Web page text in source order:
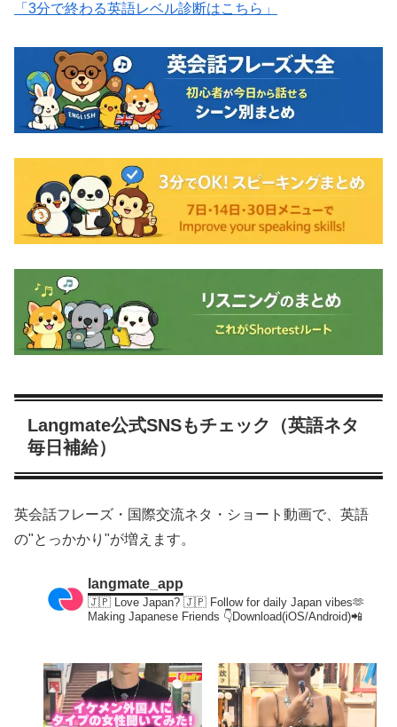
「3分で終わる英語レベル診断はこちら」
Langmate公式SNSもチェック（英語ネタ
毎日補給）
英会話フレーズ・国際交流ネタ・ショート動画で、英語
の"とっかかり"が増えます。
langmate_app
🇯🇵 Love Japan? 🇯🇵 Follow for daily Japan vibes🫶
Making Japanese Friends 👇Download(iOS/Android)📲